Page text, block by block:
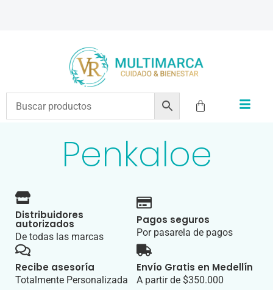
ENVÍOS A TODO EL PAÍS | RECIBIMOS TODOS LOS MEDIOS DE PAGO
Penkaloe
Distribuidores
autorizados
De todas las marcas
Pagos seguros
Por pasarela de pagos
Recibe asesoría
Totalmente Personalizada
Envío Gratis en Medellín
A partir de $350.000